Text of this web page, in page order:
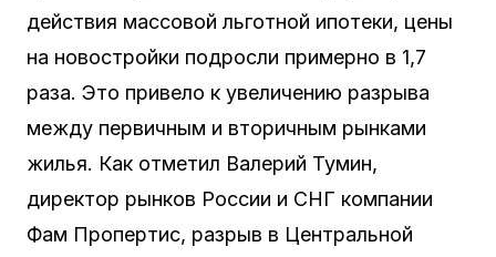
действия массовой льготной ипотеки, цены
на новостройки подросли примерно в 1,7
раза. Это привело к увеличению разрыва
между первичным и вторичным рынками
жилья. Как отметил Валерий Тумин,
директор рынков России и СНГ компании
Фам Пропертис, разрыв в Центральной